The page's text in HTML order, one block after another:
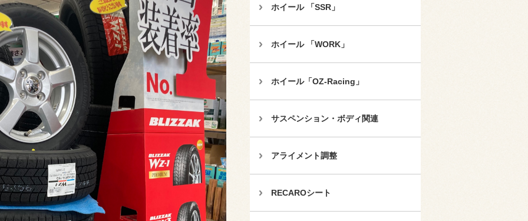
ホイール 「SSR」
ホイール 「WORK」
ホイール「OZ-Racing」
サスペンション・ボディ関連
アライメント調整
RECAROシート